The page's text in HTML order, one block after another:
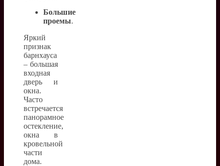
Большие
проемы.
Яркий
признак
барнхауса
– большая
входная
дверь и
окна.
Часто
встречается
панорамное
остекление,
окна в
кровельной
части
дома.